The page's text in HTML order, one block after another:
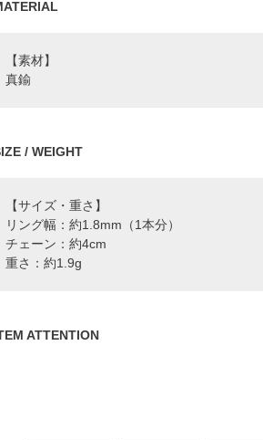
【素材】
真鍮
/ WEIGHT
【サイズ・重さ】
リング幅：約1.8mm（1本分）
チェーン：約4cm
重さ：約1.9g
ATTENTION